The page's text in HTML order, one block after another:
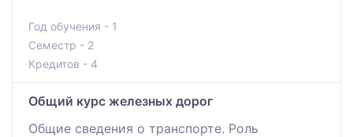
Год обучения - 1
Семестр - 2
Кредитов - 4
Общий курс железных дорог
Общие сведения о транспорте. Роль